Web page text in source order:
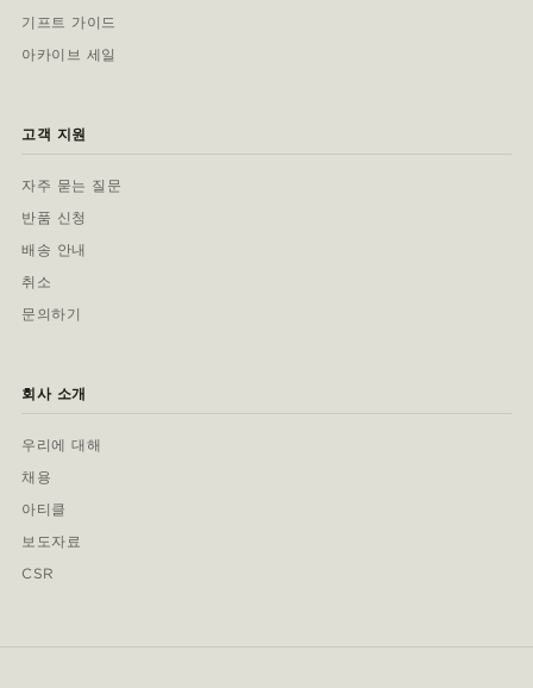
기프트 가이드
아카이브 세일
고객 지원
자주 묻는 질문
반품 신청
배송 안내
취소
문의하기
회사 소개
우리에 대해
채용
아티클
보도자료
CSR